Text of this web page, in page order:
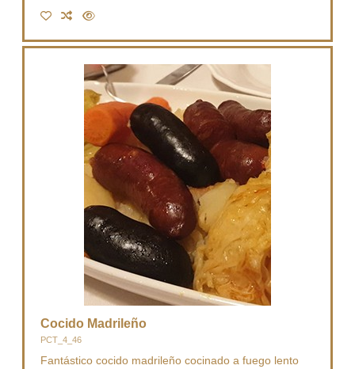
Cocido Madrileño
PCT_4_46
Fantástico cocido madrileño cocinado a fuego lento